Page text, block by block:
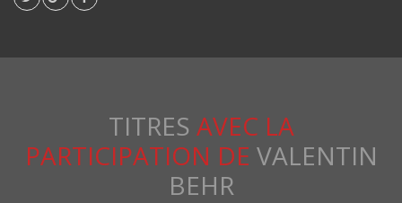
TITRES AVEC LA
PARTICIPATION DE VALENTIN
BEHR